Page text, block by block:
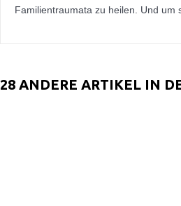
Familientraumata zu heilen. Und um
28 ANDERE ARTIKEL IN